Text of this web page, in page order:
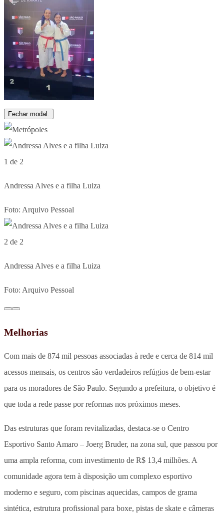
Fechar modal.
1 de 2
Andressa Alves e a filha Luiza
Foto: Arquivo Pessoal
2 de 2
Andressa Alves e a filha Luiza
Foto: Arquivo Pessoal
Melhorias
Com mais de 874 mil pessoas associadas à rede e cerca de 814 mil
acessos mensais, os centros são verdadeiros refúgios de bem-estar
para os moradores de São Paulo. Segundo a prefeitura, o objetivo é
que toda a rede passe por reformas nos próximos meses.
Das estruturas que foram revitalizadas, destaca-se o Centro
Esportivo Santo Amaro – Joerg Bruder, na zona sul, que passou por
uma ampla reforma, com investimento de R$ 13,4 milhões. A
comunidade agora tem à disposição um complexo esportivo
moderno e seguro, com piscinas aquecidas, campos de grama
sintética, estrutura profissional para boxe, pistas de skate e câmeras